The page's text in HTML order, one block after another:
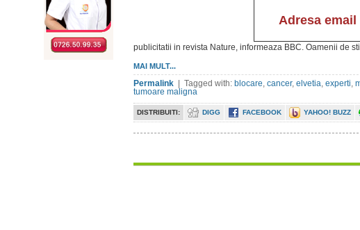
publicitatii in revista Nature, informeaza BBC. Oamenii de
MAI MULT...
Permalink | Tagged with: blocare, cancer, elvetia, experti,
tumoare maligna
DISTRIBUITI: DIGG FACEBOOK YAHOO! BUZZ